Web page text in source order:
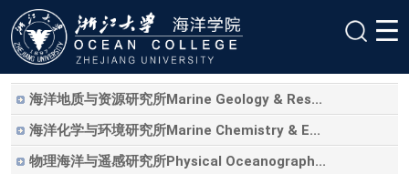
海洋地质与资源研究所Marine Geology & Res...
海洋化学与环境研究所Marine Chemistry & E...
物理海洋与遥感研究所Physical Oceanograph...